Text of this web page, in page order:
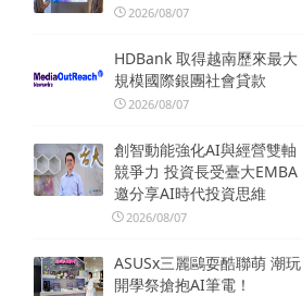
2026/08/07
HDBank 取得越南歷來最大
規模國際銀團社會貸款
2026/08/07
創智動能強化AI與經營雙軸
競爭力 投資長受臺大EMBA
邀分享AI時代投資思維
2026/08/07
ASUSx三麗鷗耍酷聯萌 潮玩
開學祭搶抱AI筆電！